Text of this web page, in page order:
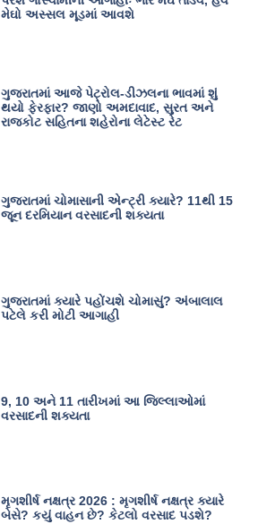
મેઘો અસ્સલ મૂડમાં આવશે
ગુજરાતમાં આજે પેટ્રોલ-ડીઝલના ભાવમાં શું
થયો ફેરફાર? જાણો અમદાવાદ, સુરત અને
રાજકોટ સહિતના શહેરોના લેટેસ્ટ રેટ
ગુજરાતમાં ચોમાસાની એન્ટ્રી ક્યારે? 11થી 15
જૂન દરમિયાન વરસાદની શક્યતા
ગુજરાતમાં ક્યારે પહોંચશે ચોમાસું? અંબાલાલ
પટેલે કરી મોટી આગાહી
9, 10 અને 11 તારીખમાં આ જિલ્લાઓમાં
વરસાદની શક્યતા
મૃગશીર્ષ નક્ષત્ર 2026 : મૃગશીર્ષ નક્ષત્ર ક્યારે
બેસે? કયું વાહન છે? કેટલો વરસાદ પડશે?